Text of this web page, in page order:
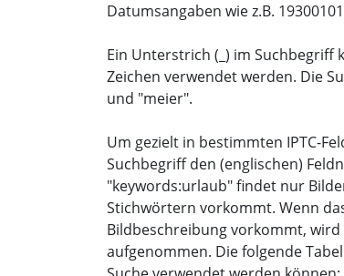
Datumsangaben wie z.B.
Ein Unterstrich (_) im Suchbegriff
Zeichen verwendet werden. Die
und "meier".
Um gezielt in bestimmten IPTC-
Suchbegriff den (englischen)
"keywords:urlaub" findet nur
Stichwörtern vorkommt. Wenn
Bildbeschreibung vorkommt,
aufgenommen. Die folgende